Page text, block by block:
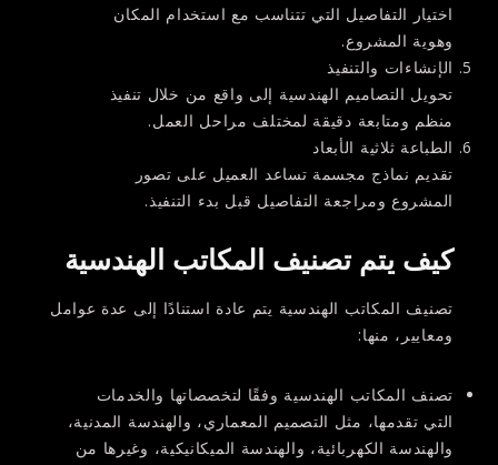
اختيار التفاصيل التي تتناسب مع استخدام المكان
وهوية المشروع.
الإنشاءات والتنفيذ
تحويل التصاميم الهندسية إلى واقع من خلال تنفيذ
منظم ومتابعة دقيقة لمختلف مراحل العمل.
الطباعة ثلاثية الأبعاد
تقديم نماذج مجسمة تساعد العميل على تصور
المشروع ومراجعة التفاصيل قبل بدء التنفيذ.
كيف يتم تصنيف المكاتب الهندسية
تصنيف المكاتب الهندسية يتم عادة استنادًا إلى عدة عوامل
ومعايير، منها:
تصنف المكاتب الهندسية وفقًا لتخصصاتها والخدمات
التي تقدمها، مثل التصميم المعماري، والهندسة المدنية،
والهندسة الكهربائية، والهندسة الميكانيكية، وغيرها من